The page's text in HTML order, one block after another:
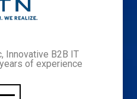
Innovative B2B IT
of experience